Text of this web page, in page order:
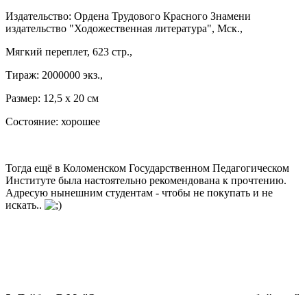
Издательство: Ордена Трудового Красного Знамени
издательство "Ходожественная литература", Мск.,
Мягкий переплет, 623 стр.,
Тираж: 2000000 экз.,
Размер: 12,5 х 20 см
Состояние: хорошее
Тогда ещё в Коломенском Государственном Педагогическом
Институте была настоятельно рекомендована к прочтению.
Адресую нынешним студентам - чтобы не покупать и не
искать..